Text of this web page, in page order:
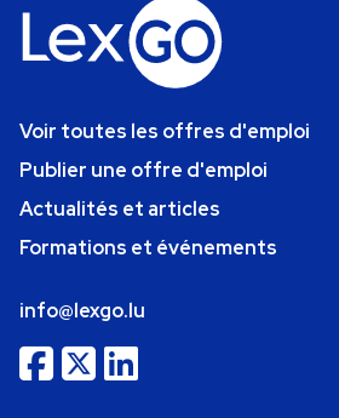
Voir toutes les offres d'emploi
Publier une offre d'emploi
Actualités et articles
Formations et événements
info@lexgo.lu